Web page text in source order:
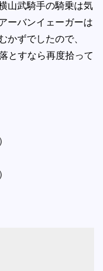
山武騎手の騎乗は気
ーバンイェーガーは
かずでしたので、
とすなら再度拾って